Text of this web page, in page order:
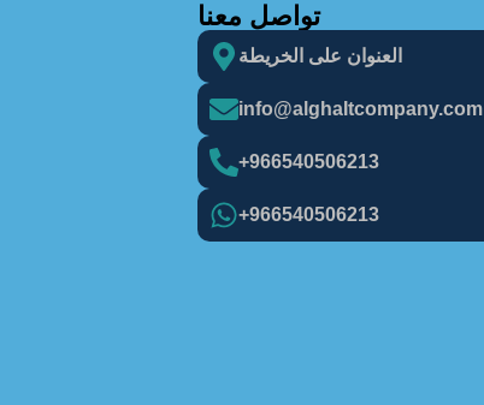
تواصل معنا
العنوان على الخريطة
info@alghaItcompany.com
966540506213+
966540506213+